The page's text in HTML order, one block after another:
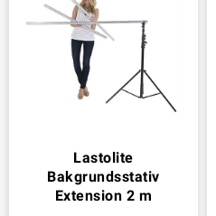
Lastolite
Bakgrundsstativ
Extension 2 m